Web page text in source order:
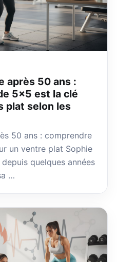
après 50 ans :
5×5 est la clé
plat selon les
50 ans : comprendre
un ventre plat Sophie
quelques années
…